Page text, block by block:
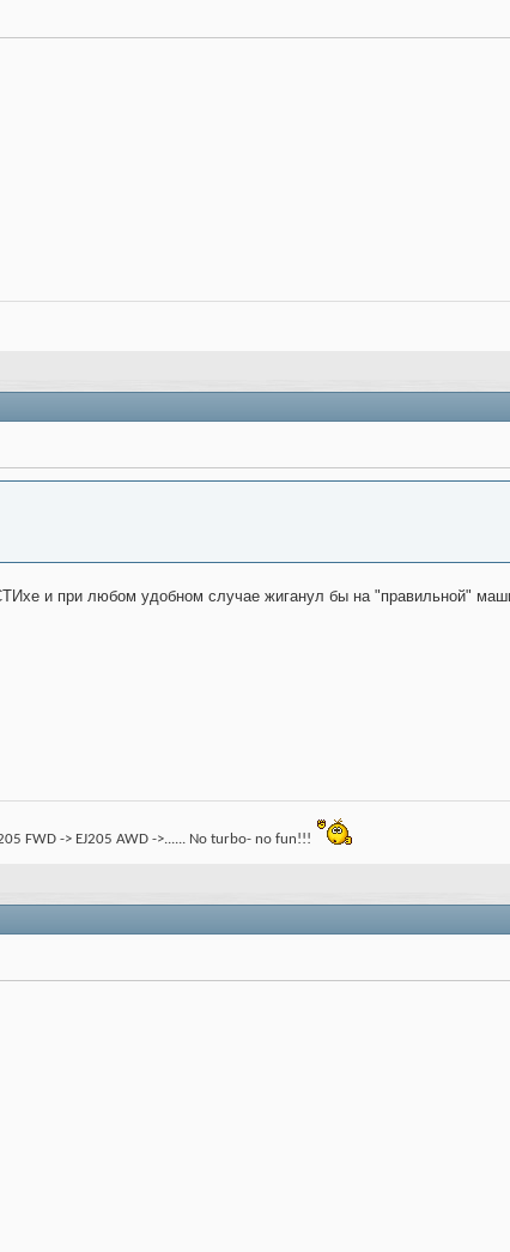
и при любом удобном случае жиганул бы на "правильной"
FWD -> EJ205 AWD ->...... No turbo- no fun!!!